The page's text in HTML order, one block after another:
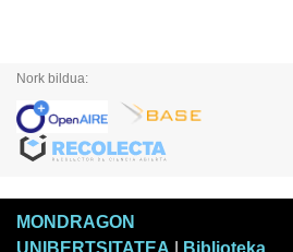
Nork bildua:
MONDRAGON